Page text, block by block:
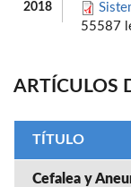
2018
55587
ARTÍCULOS
TÍTULO
Cefalea y